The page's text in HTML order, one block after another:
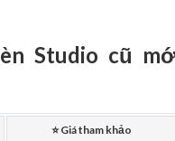
Studio cũ
⭐️ Giá tham khảo